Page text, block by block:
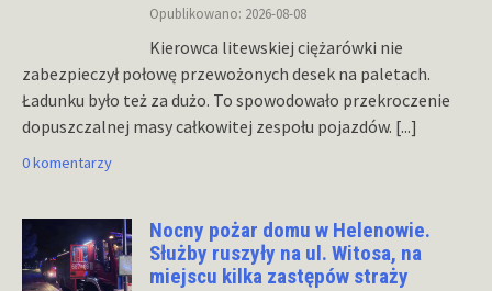
Opublikowano: 2026-08-08
Kierowca litewskiej ciężarówki nie
zabezpieczył połowę przewożonych desek na paletach.
Ładunku było też za dużo. To spowodowało przekroczenie
dopuszczalnej masy całkowitej zespołu pojazdów. [...]
0 komentarzy
Nocny pożar domu w Helenowie.
Służby ruszyły na ul. Witosa, na
miejscu kilka zastępów straży